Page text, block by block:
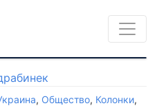
, Общество, Колонки,